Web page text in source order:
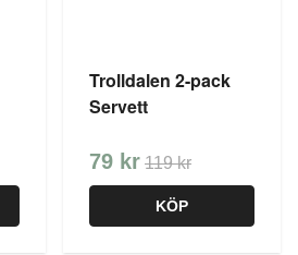
Trolldalen 2-pack
Servett
79 kr 119 kr
KÖP